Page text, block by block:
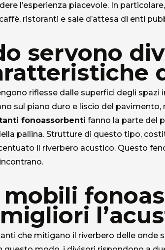
l’esperienza piacevole. In
ristoranti e sale d’attesa di enti
servono
riflesse dalle superfici degli
sul piano duro e liscio del
fonoassorbenti fanno la parte del
pallina. Strutture di questo tipo,
il riverbero acustico. Questo
mobili
che mitigano il riverbero delle onde